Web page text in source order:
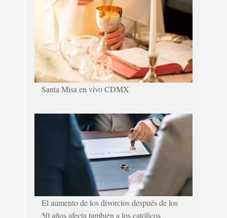
Santa Misa en vivo CDMX
El aumento de los divorcios después de los
50 años afecta también a los católicos